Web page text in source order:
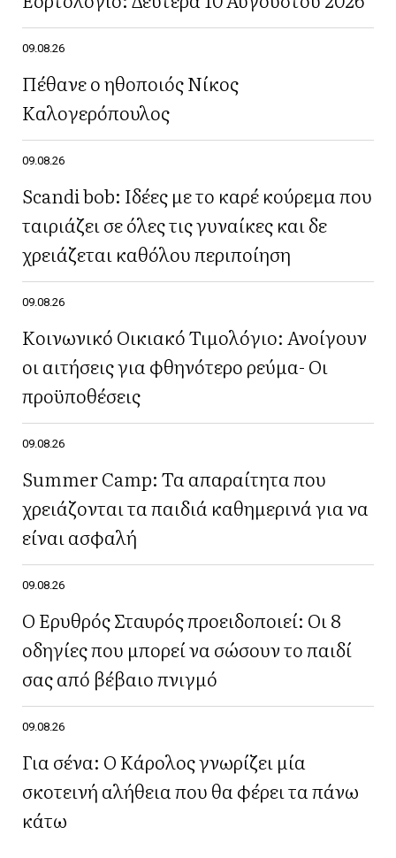
09.08.26
Πέθανε ο ηθοποιός Νίκος
Καλογερόπουλος
09.08.26
Scandi bob: Ιδέες με το καρέ κούρεμα που
ταιριάζει σε όλες τις γυναίκες και δε
χρειάζεται καθόλου περιποίηση
09.08.26
Κοινωνικό Οικιακό Τιμολόγιο: Ανοίγουν
οι αιτήσεις για φθηνότερο ρεύμα- Οι
προϋποθέσεις
09.08.26
Summer Camp: Τα απαραίτητα που
χρειάζονται τα παιδιά καθημερινά για να
είναι ασφαλή
09.08.26
Ο Ερυθρός Σταυρός προειδοποιεί: Οι 8
οδηγίες που μπορεί να σώσουν το παιδί
σας από βέβαιο πνιγμό
09.08.26
Για σένα: Ο Κάρολος γνωρίζει μία
σκοτεινή αλήθεια που θα φέρει τα πάνω
κάτω